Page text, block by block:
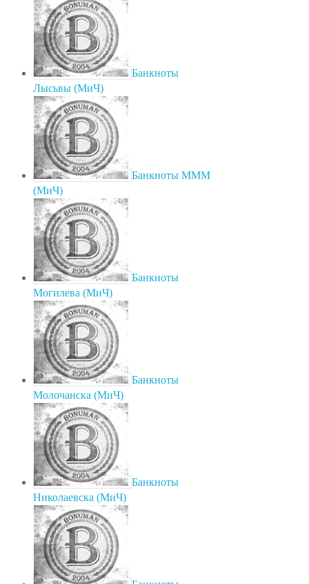
Банкноты
Лысьвы (МиЧ)
Банкноты МММ
(МиЧ)
Банкноты
Могилева (МиЧ)
Банкноты
Молочанска (МиЧ)
Банкноты
Николаевска (МиЧ)